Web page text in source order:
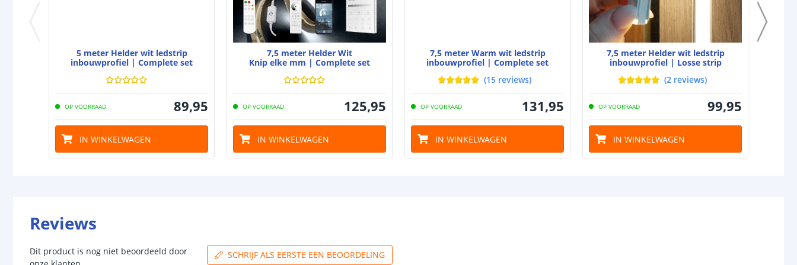
5.5x2.1 DC stekker type vrouw
-
5 meter Helder wit ledstrip
inbouwprofiel | Complete set
OP VOORRAAD 89,95
IN WINKELWAGEN
7,5 meter Helder Wit
Knip elke mm | Complete set
OP VOORRAAD 125,95
IN WINKELWAGEN
7,5 meter Warm wit ledstrip
inbouwprofiel | Complete set
(15 reviews)
OP VOORRAAD 131,95
IN WINKELWAGEN
7,5 meter Helder wit ledstrip
inbouwprofiel | Losse strip
(2 reviews)
OP VOORRAAD 99,95
IN WINKELWAGEN
Reviews
Dit product is nog niet beoordeeld door
SCHRIJF ALS EERSTE EEN BEOORDELING